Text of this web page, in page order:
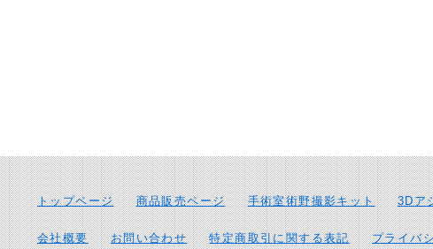
トップページ 商品販売ページ 手術室術野撮影キット 3Dア
会社概要 お問い合わせ 特定商取引に関する表記 プライバ